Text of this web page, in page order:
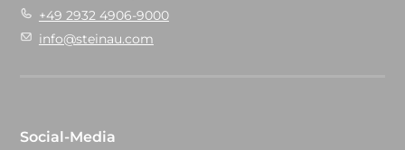
+49 2932 4906-9000
info@steinau.com
Social-Media